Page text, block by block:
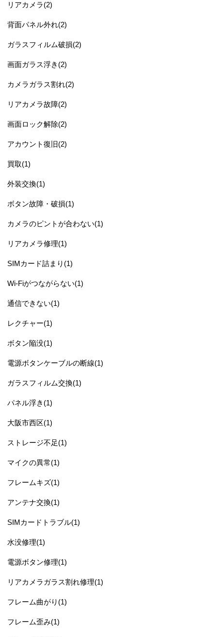
リアカメラ(2)
背面パネル外れ(2)
ガラスフィルム破損(2)
画面ガラス浮き(2)
カメラガラス割れ(2)
リアカメラ故障(2)
画面ロック解除(2)
アカウント復旧(2)
買取(1)
外装交換(1)
ボタン故障・破損(1)
カメラのピントが合わない(1)
リアカメラ修理(1)
SIMカード詰まり(1)
Wi-Fiがつながらない(1)
通信できない(1)
レクチャー(1)
ボタン陥没(1)
電源ボタンケーブルの断線(1)
ガラスフィルム交換(1)
パネル浮き(1)
大阪市西区(1)
ストレージ不足(1)
マイクの異常(1)
フレームキズ(1)
アンテナ交換(1)
SIMカードトラブル(1)
水没修理(1)
電源ボタン修理(1)
リアカメラガラス割れ修理(1)
フレーム曲がり(1)
フレーム歪み(1)